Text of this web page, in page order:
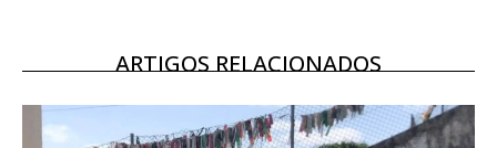
16€
12 meses
ARTIGOS RELACIONADOS